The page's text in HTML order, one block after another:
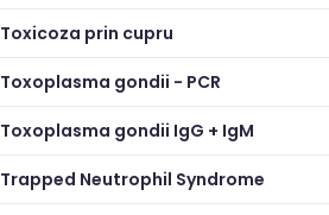
Toxicoza prin cupru
Toxoplasma gondii - PCR
Toxoplasma gondii IgG + IgM
Trapped Neutrophil Syndrome